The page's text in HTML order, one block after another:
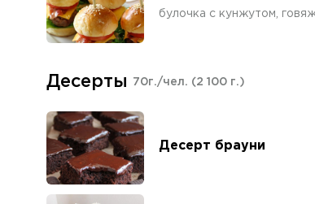
булочка с кунжутом,
Десерты 70г./чел. (2 100 г.)
Десерт брауни